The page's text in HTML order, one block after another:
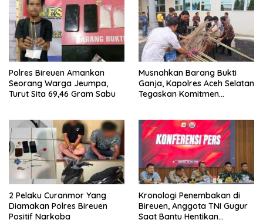
Polres Bireuen Amankan
Seorang Warga Jeumpa,
Turut Sita 69,46 Gram Sabu
Musnahkan Barang Bukti
Ganja, Kapolres Aceh Selatan
Tegaskan Komitmen
2 Pelaku Curanmor Yang
Diamakan Polres Bireuen
Positif Narkoba
Kronologi Penembakan di
Bireuen, Anggota TNI Gugur
Saat Bantu Hentikan